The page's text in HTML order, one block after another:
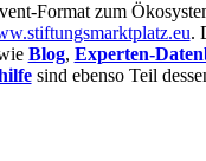
Format zum
.
Blog, Experten-
sind ebenso Teil